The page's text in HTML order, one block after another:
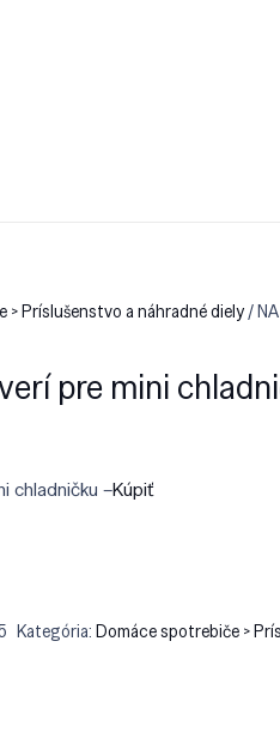
> Príslušenstvo a náhradné diely/
pre mini
chladničku –Kúpiť
Kategória:Domáce spotrebiče >